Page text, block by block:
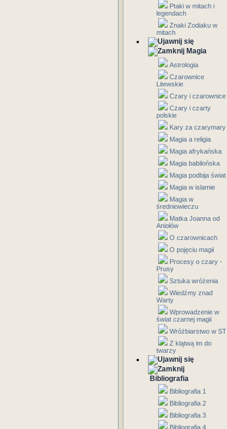
Ptaki w mitach i
legendach
Znaki Zodiaku w
mitach
Magia
Astrologia
Czarownice
Litewskie
Czary i czarownice
Czary i czarty
polskie
Kary za czarymary
Magia a religia
Magia afrykańska
Magia babilońska
Magia podbija świat
Magia w islamie
Magia w
średniowieczu
Matka Joanna od
Aniołów
O czarownicach
O pojęciu magii
Procesy o czary -
Prusy
Sztuka wróżenia
Wiedźmy znad
Warty
Wprowadzenie w
świat czarnej magii
Wróżbiarstwo w ST
Z klątwą im do
twarzy
Bibliografia
Bibliografia 1
Bibliografia 2
Bibliografia 3
Bibliografia 4